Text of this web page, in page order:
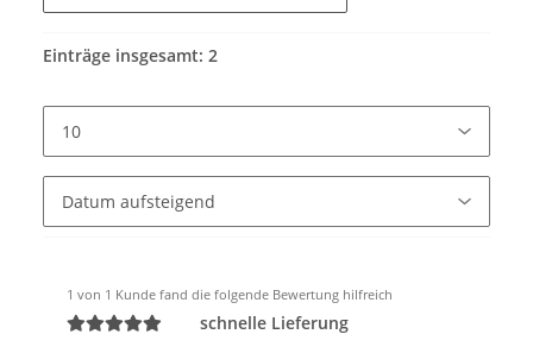
Einträge insgesamt: 2
1 von 1 Kunde fand die folgende Bewertung hilfreich
schnelle Lieferung